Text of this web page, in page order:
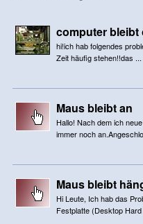
computer bleibt
hi!ich hab folgendes
Zeit häufig stehen!!das ...
Maus bleibt an
Hallo! Nach dem ich
immer noch
Maus bleibt
Hi Leute, Ich hab das
Festplatte (Desktop